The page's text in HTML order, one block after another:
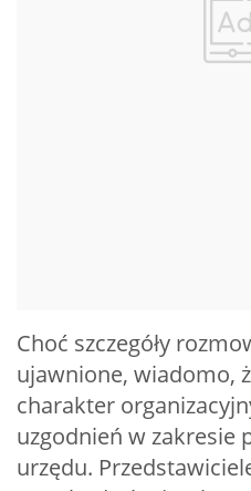
Choć szczegóły
ujawnione, wiadomo,
charakter
uzgodnień w zakresie
urzędu.